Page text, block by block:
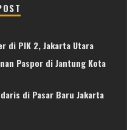
di PIK 2, Jakarta Utara
Paspor di Jantung Kota
di Pasar Baru Jakarta